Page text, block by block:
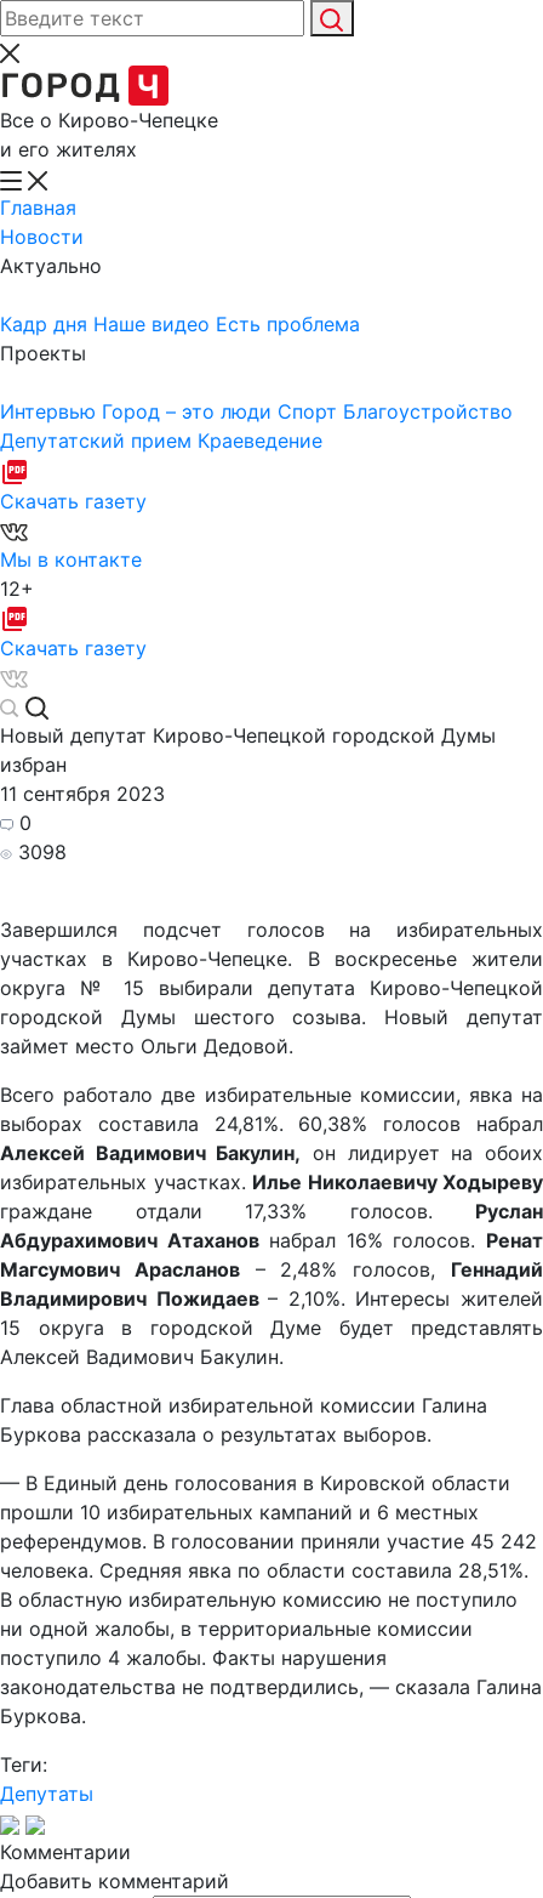
Все о Кирово-Чепецке
и его жителях
Главная
Новости
Актуально
Кадр дня Наше видео Есть проблема
Проекты
Интервью Город – это люди Спорт Благоустройство
Депутатский прием Краеведение
Скачать газету
Мы в контакте
12+
Скачать газету
Новый депутат Кирово-Чепецкой городской Думы
избран
11 сентября 2023
0
3098
Завершился подсчет голосов на избирательных
участках в Кирово-Чепецке. В воскресенье жители
округа № 15 выбирали депутата Кирово-Чепецкой
городской Думы шестого созыва. Новый депутат
займет место Ольги Дедовой.
Всего работало две избирательные комиссии, явка на
выборах составила 24,81%. 60,38% голосов набрал
Алексей Вадимович Бакулин, он лидирует на обоих
избирательных участках. Илье Николаевичу Ходыреву
граждане отдали 17,33% голосов. Руслан
Абдурахимович Атахановнабрал 16% голосов. Ренат
Магсумович Арасланов– 2,48% голосов, Геннадий
Владимирович Пожидаев– 2,10%. Интересы жителей
15 округа в городской Думе будет представлять
Алексей Вадимович Бакулин.
Глава областной избирательной комиссии Галина
Буркова рассказала о результатах выборов.
— В Единый день голосования в Кировской области
прошли 10 избирательных кампаний и 6 местных
референдумов. В голосовании приняли участие 45 242
человека. Средняя явка по области составила 28,51%.
В областную избирательную комиссию не поступило
ни одной жалобы, в территориальные комиссии
поступило 4 жалобы. Факты нарушения
законодательства не подтвердились, — сказала Галина
Буркова.
Теги:
Депутаты
Комментарии
Добавить комментарий